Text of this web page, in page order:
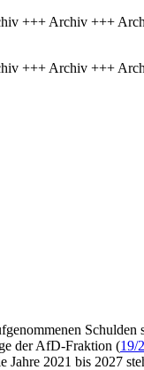
+++ Archiv +++
+++ Archiv +++
Schulden
der AfD-Fraktion (19/
2021 bis 2027